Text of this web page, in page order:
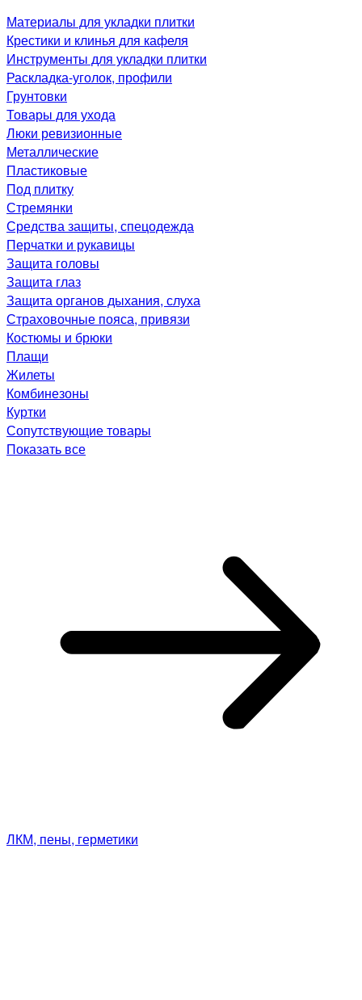
Материалы для укладки плитки
Крестики и клинья для кафеля
Инструменты для укладки плитки
Раскладка-уголок, профили
Грунтовки
Товары для ухода
Люки ревизионные
Металлические
Пластиковые
Под плитку
Стремянки
Средства защиты, спецодежда
Перчатки и рукавицы
Защита головы
Защита глаз
Защита органов дыхания, слуха
Страховочные пояса, привязи
Костюмы и брюки
Плащи
Жилеты
Комбинезоны
Куртки
Сопутствующие товары
Показать все
ЛКМ, пены, герметики